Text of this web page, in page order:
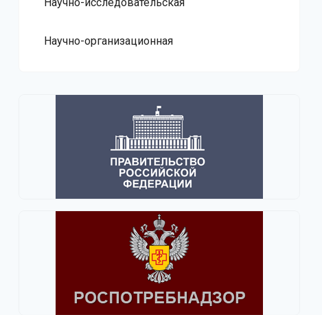
Научно-организационная